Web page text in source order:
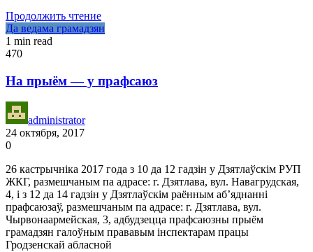
Продолжить чтение
Да ведама грамадзян
1 min read
470
На прыём — у прафсаюз
administrator
24 октября, 2017
0
26 кастрычніка 2017 года з 10 да 12 гадзін у Дзятлаўскім РУП
ЖКГ, размешчаным па адрасе: г. Дзятлава, вул. Навагрудская,
4, і з 12 да 14 гадзін у Дзятлаўскім раённым аб’яднанні
прафсаюзаў, размешчаным па адрасе: г. Дзятлава, вул.
Чырвонаармейская, 3, адбудзецца прафсаюзны прыём
грамадзян галоўным прававым інспектарам працы
Гродзенскай абласной